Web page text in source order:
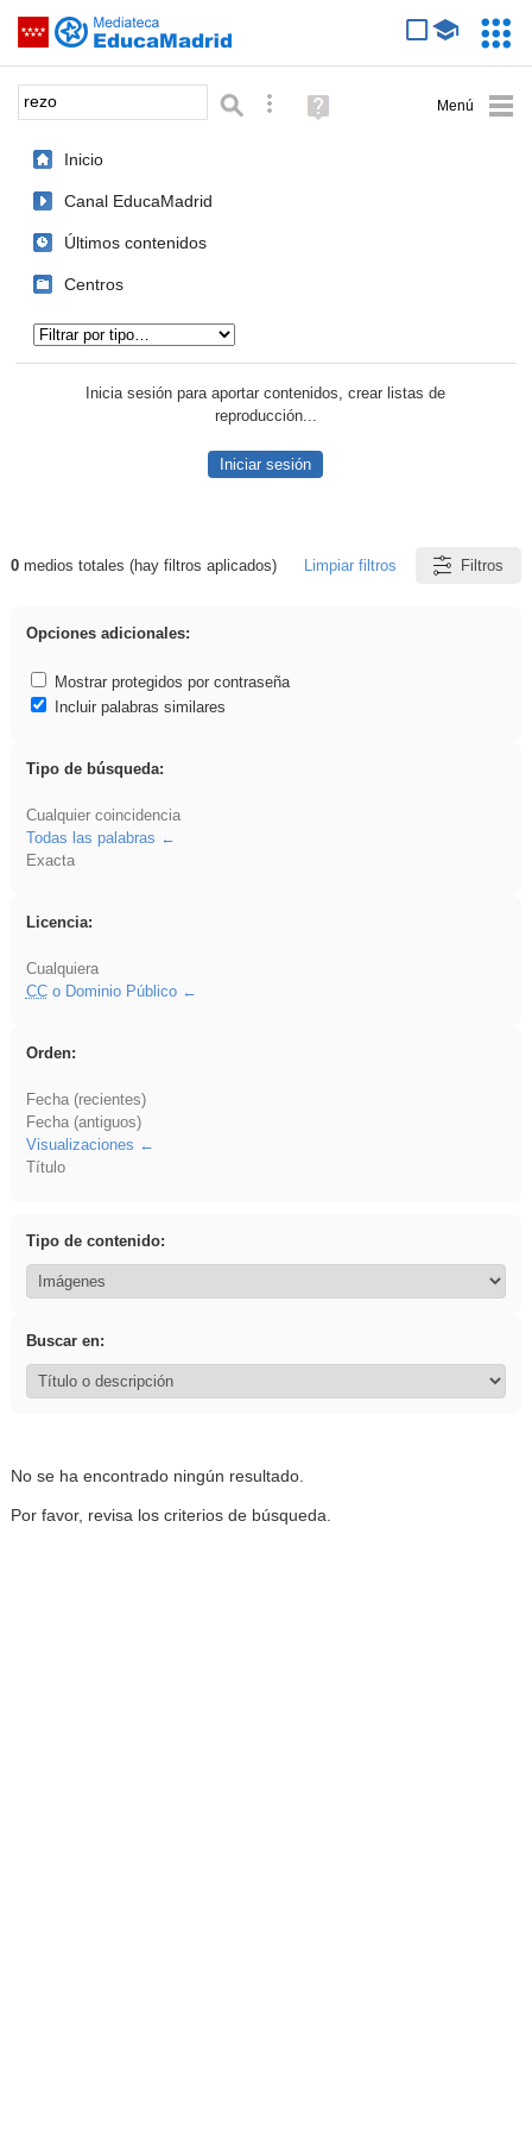
Saltar navegación
Palabra o frase: Búsqueda avanzada
Ayuda
(en
Inicio
Canal EducaMadrid
Últimos contenidos
Centros
Inicia sesión para aportar contenidos, crear listas de
reproducción...
Iniciar sesión
Resultados de: rezo
0medios totales (hay filtros aplicados) Limpiar filtros Filtros
Opciones adicionales:
Mostrar protegidos por contraseña
Incluir palabras similares
Tipo de búsqueda:
Cualquier coincidencia
Todas las palabras
Exacta
Licencia:
Cualquiera
CCo Dominio Público
Orden:
Fecha (recientes)
Fecha (antiguos)
Visualizaciones
Título
Tipo de contenido:
Buscar en:
No se ha encontrado ningún resultado.
Por favor, revisa los criterios de búsqueda.